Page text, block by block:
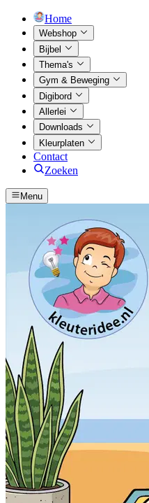
Home
Webshop
Bijbel
Thema's
Gym & Beweging
Digibord
Allerlei
Downloads
Kleurplaten
Contact
Zoeken
Menu